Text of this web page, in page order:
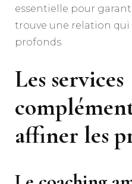
essentielle pour
trouve une relation qui
profonds.
Les services
affiner les